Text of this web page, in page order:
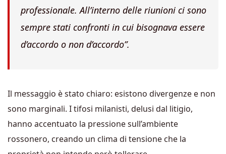
professionale. All’interno delle riunioni ci sono
sempre stati confronti in cui bisognava essere
d’accordo o non d’accordo”.
Il messaggio è stato chiaro: esistono divergenze e non
sono marginali. I tifosi milanisti, delusi dal litigio,
hanno accentuato la pressione sull’ambiente
rossonero, creando un clima di tensione che la